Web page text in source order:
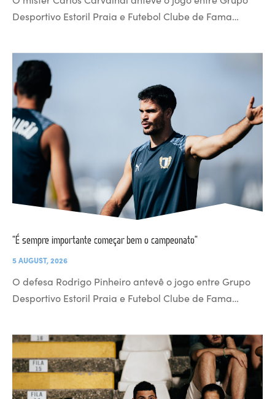
Desportivo Estoril Praia e Futebol Clube de Fama…
“É sempre importante começar bem o campeonato”
5 AUGUST, 2026
O defesa Rodrigo Pinheiro antevê o jogo entre Grupo
Desportivo Estoril Praia e Futebol Clube de Fama…